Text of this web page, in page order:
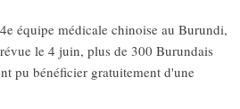
équipe médicale chinoise au Burundi,
le 4 juin, plus de 300 Burundais
pu bénéficier gratuitement d'une